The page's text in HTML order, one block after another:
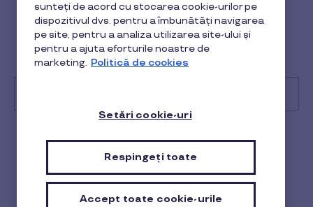
Help Center Locație afiliată
Administrare tranzacții
Pot accepta o plată la distanță cu cardurile Pluxee?
ajuta?
Locație afiliată
Pot accepta o plată la
sunteți de acord cu stocarea cookie-urilor pe
dispozitivul dvs. pentru a îmbunătăți navigarea
pe site, pentru a analiza utilizarea site-ului și
pentru a ajuta eforturile noastre de
marketing. Politică de cookies
Setări cookie-uri
Respingeți toate
Accept toate cookie-urile